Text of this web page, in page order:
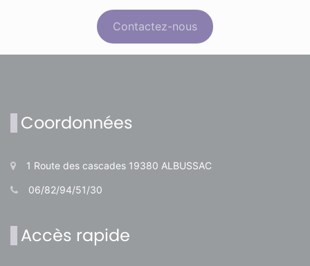
Contactez-nous
Coordonnées
1 Route des cascades 19380 ALBUSSAC
06/82/94/51/30
Accès rapide